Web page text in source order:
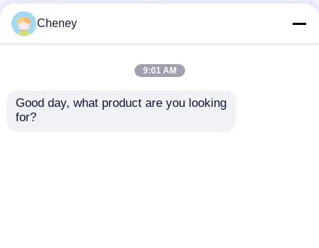
Q235 a courbé la botte
en acier de toit le toit
qu'ondulé en métal
Bottes incurvées
verre escamotable de
toit
Cheney
9:01 AM
Good day, what product are you looking
for?